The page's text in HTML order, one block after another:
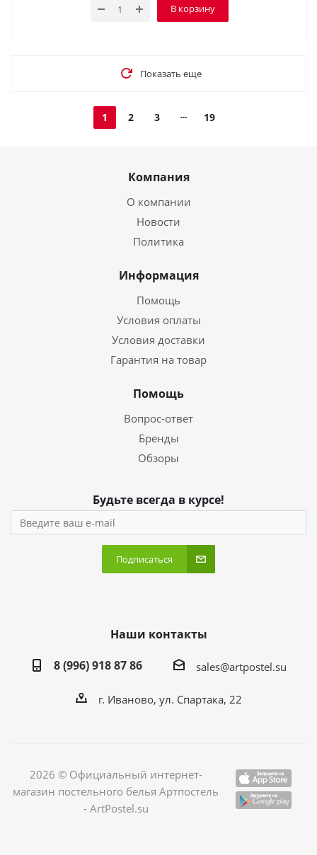
В корзину
Показать еще
1 2 3 19
Компания
О компании
Новости
Политика
Информация
Помощь
Условия оплаты
Условия доставки
Гарантия на товар
Помощь
Вопрос-ответ
Бренды
Обзоры
Будьте всегда в курсе!
Подписаться
Наши контакты
8 (996) 918 87 86
sales@artpostel.su
г. Иваново, ул. Спартака, 22
2026 © Официальный интернет-
магазин постельного белья Артпостель
- ArtPostel.su